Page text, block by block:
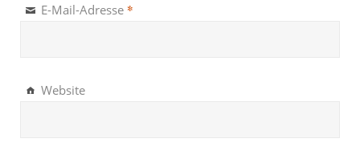
E-Mail-Adresse *
Website